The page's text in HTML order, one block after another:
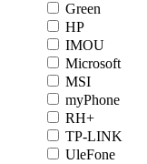
Green
HP
IMOU
Microsoft
MSI
myPhone
RH+
TP-LINK
UleFone